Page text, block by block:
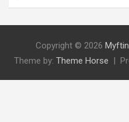
Copyright © 2026
Theme by: Theme Horse